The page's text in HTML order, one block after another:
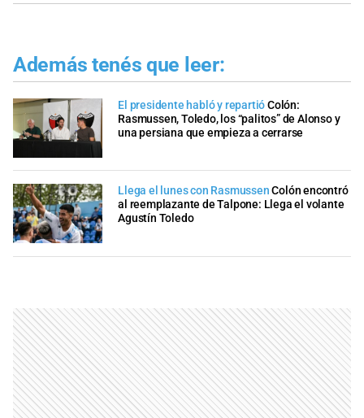
Además tenés que leer:
El presidente habló y repartióColón:
Rasmussen, Toledo, los “palitos” de Alonso y
una persiana que empieza a cerrarse
Llega el lunes con Rasmussen Colón encontró
al reemplazante de Talpone: Llega el volante
Agustín Toledo